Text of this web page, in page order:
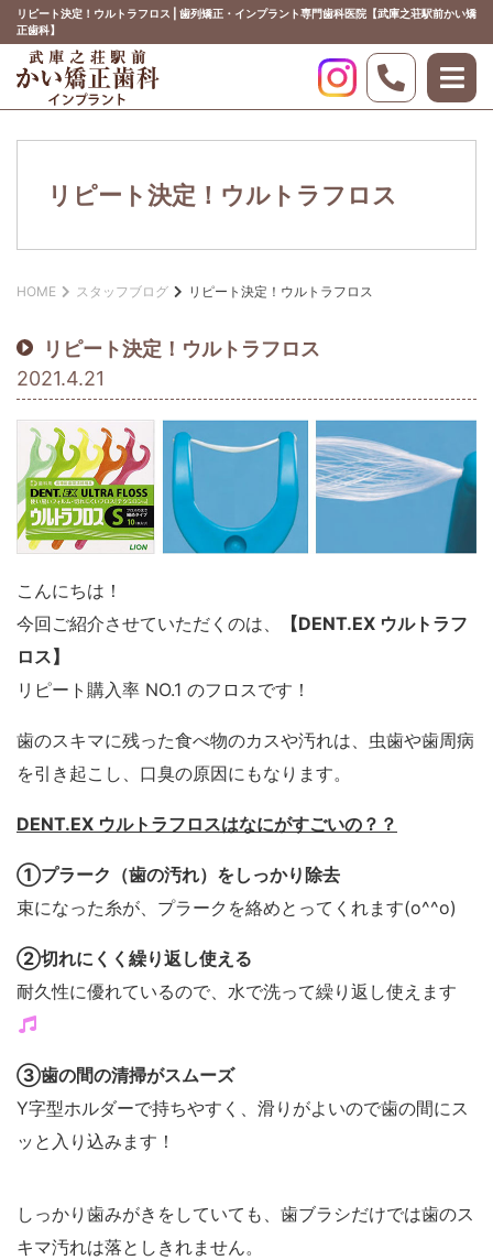
リピート決定！ウルトラフロス | 歯列矯正・インプラント専門歯科医院【武庫之荘駅前かい矯
正歯科】
HOME
はじめての方へ
インプラント
治療
その他治療
クリニック案内
WEB 初診予約
リピート決定！ウルトラフロス
HOME スタッフブログ リピート決定！ウルトラフロス
リピート決定！ウルトラフロス
2021.4.21
こんにちは！
今回ご紹介させていただくのは、
【DENT.EX ウルトラフ
ロス】
リピート購入率 NO.1 のフロスです！
歯のスキマに残った食べ物のカスや汚れは、虫歯や歯周病
を引き起こし、口臭の原因にもなります。
DENT.EX ウルトラフロスはなにがすごいの？？
①プラーク（歯の汚れ）をしっかり除去
束になった糸が、プラークを絡めとってくれます(o^^o)
②切れにくく繰り返し使える
耐久性に優れているので、水で洗って繰り返し使えます
③歯の間の清掃がスムーズ
Y字型ホルダーで持ちやすく、滑りがよいので歯の間にス
ッと入り込みます！
しっかり歯みがきをしていても、歯ブラシだけでは歯のス
キマ汚れは落としきれません。